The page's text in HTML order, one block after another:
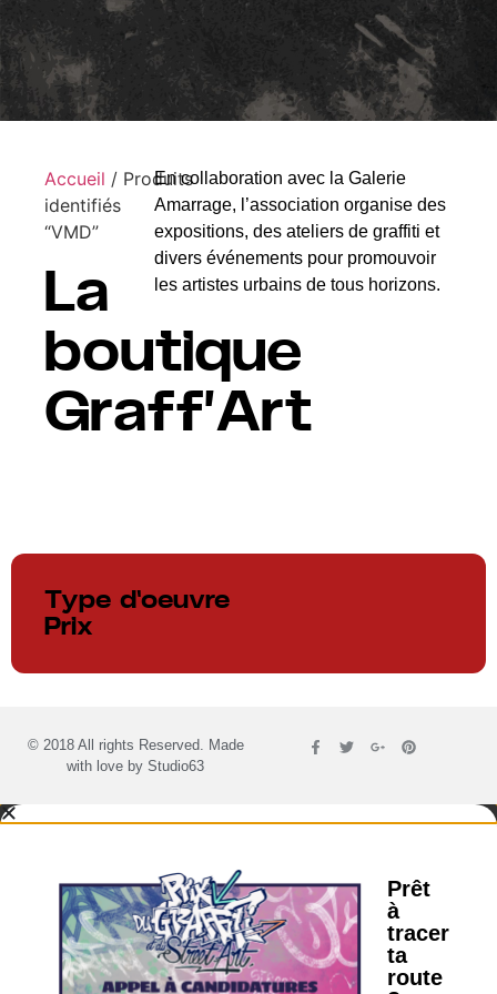
Accueil / Produits
identifiés
“VMD”
La
boutique
Graff’Art​
En collaboration avec la Galerie
Amarrage, l’association organise des
expositions, des ateliers de graffiti et
divers événements pour promouvoir
les artistes urbains de tous horizons.
Type d'oeuvre
Prix
© 2018 All rights Reserved. Made
with love by Studio63
Prêt
à
tracer
ta
route